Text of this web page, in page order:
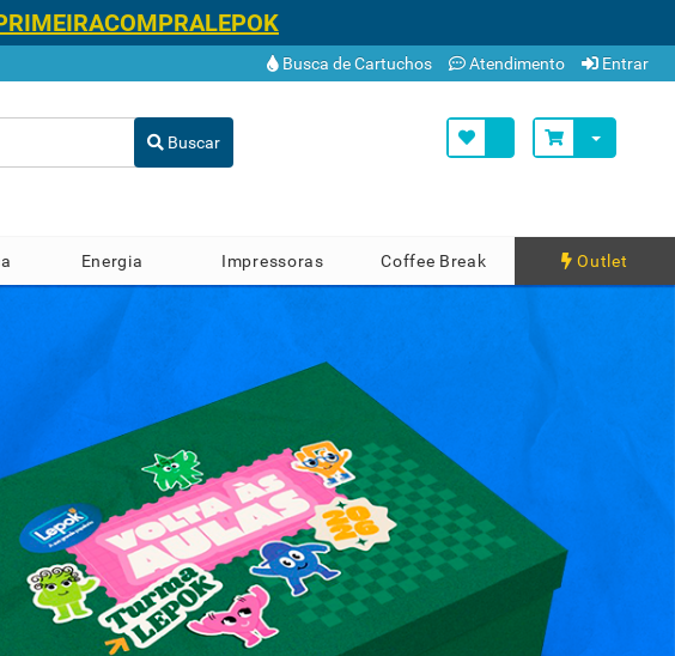
SEM FRETE!SAIBA MAIS
Busca de Cartuchos Atendimento Entrar
Buscar
Energia Impressoras Coffee Break Outlet